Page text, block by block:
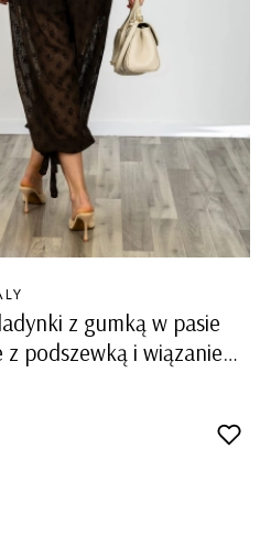
z gumką w pasie
podszewką i wiązaniem
Roccaricciarda